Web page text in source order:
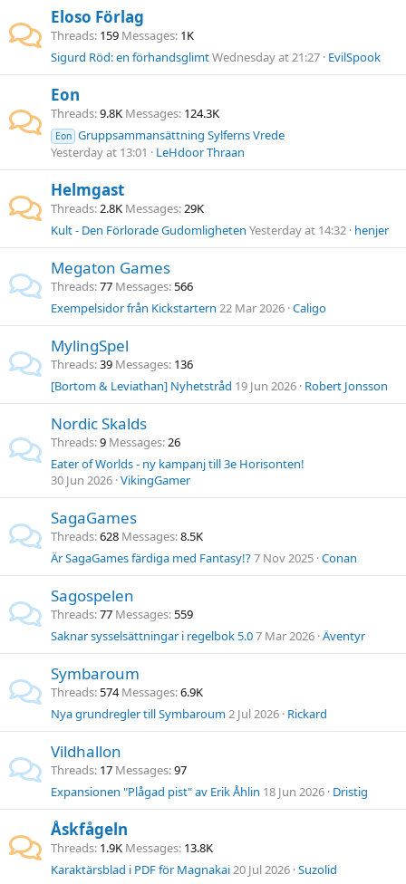
Eloso Förlag
Threads 159 Messages 1K
Sigurd Röd: en förhandsglimtWednesday at 21:27 EvilSpook
Eon
Threads 9.8K Messages 124.3K
Eon Gruppsammansättning Sylferns Vrede
Yesterday at 13:01
LeHdoor Thraan
Helmgast
Threads 2.8K Messages 29K
Kult - Den Förlorade Gudomligheten Yesterday at 14:32 henjer
Megaton Games
Threads 77 Messages 566
Exempelsidor från Kickstartern 22 Mar 2026 Caligo
MylingSpel
Threads 39 Messages 136
[Bortom & Leviathan] Nyhetstråd 19 Jun 2026 Robert Jonsson
Nordic Skalds
Threads 9 Messages 26
Eater of Worlds - ny kampanj till 3e Horisonten!
30 Jun 2026 VikingGamer
SagaGames
Threads 628 Messages 8.5K
Är SagaGames färdiga med Fantasy!?7 Nov 2025 Conan
Sagospelen
Threads 77 Messages 559
Saknar sysselsättningar i regelbok 5.07 Mar 2026 Äventyr
Symbaroum
Threads 574 Messages 6.9K
Nya grundregler till Symbaroum2 Jul 2026 Rickard
Vildhallon
Threads 17 Messages 97
Expansionen "Plågad pist" av Erik Åhlin 18 Jun 2026 Dristig
Åskfågeln
Threads 1.9K Messages 13.8K
Karaktärsblad i PDF för Magnakai20 Jul 2026 Suzolid